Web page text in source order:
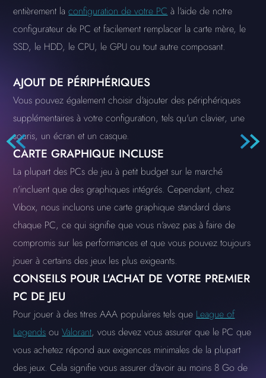
entièrement laconfiguration de votre PC à l'aide de notre
configurateur de PC et facilement remplacer la carte mère, le
SSD, le HDD, le CPU, le GPU ou tout autre composant.
AJOUT DE PÉRIPHÉRIQUES
Vous pouvez également choisir d'ajouter des périphériques
supplémentaires à votre configuration, tels qu'un clavier, une
souris, un écran et un casque.
CARTE GRAPHIQUE INCLUSE
La plupart des PCs de jeu à petit budget sur le marché
n'incluent que des graphiques intégrés. Cependant, chez
Vibox, nous incluons une carte graphique standard dans
chaque PC, ce qui signifie que vous n'avez pas à faire de
compromis sur les performances et que vous pouvez toujours
jouer à certains des jeux les plus exigeants.
CONSEILS POUR L'ACHAT DE VOTRE PREMIER
PC DE JEU
Pour jouer à des titres AAA populaires tels que League of
Legends ouValorant, vous devez vous assurer que le PC que
vous achetez répond aux exigences minimales de la plupart
des jeux. Cela signifie vous assurer d'avoir au moins 8 Go de